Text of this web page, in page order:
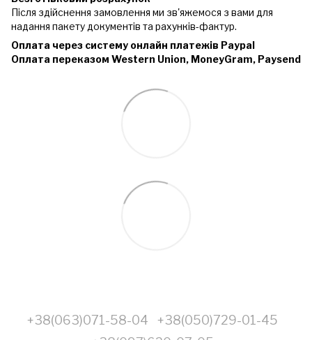
Після здійснення замовлення ми зв'яжемося з вами для
надання пакету документів та рахунків-фактур.
Оплата через систему онлайн платежів Paypal
Оплата переказом Western Union, MoneyGram, Paysend
+38(063)071-58-04
+38(050)729-01-45